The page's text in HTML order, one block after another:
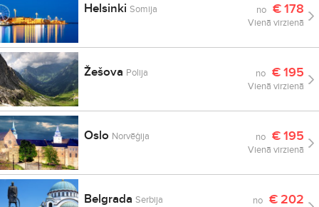
HelsinkiSomija no €178
Vienā virzienā
Žešova Polija no €195
Vienā virzienā
Oslo Norvēģija no €195
Vienā virzienā
BelgradaSerbija no € 202